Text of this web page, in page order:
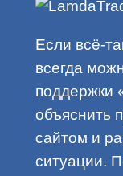
Если всё-
всегда
поддержки
объяснить
сайтом и
ситуации.